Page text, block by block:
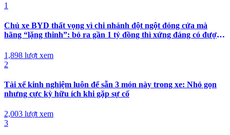
1
Chủ xe BYD thất vọng vì chi nhánh đột ngột đóng cửa mà
hãng “lặng thinh”: bỏ ra gần 1 tỷ đồng thì xứng đáng có được
1,898 lượt xem
2
Tài xế kinh nghiệm luôn để sẵn 3 món này trong xe: Nhỏ gọn
nhưng cực kỳ hữu ích khi gặp sự cố
2,003 lượt xem
3